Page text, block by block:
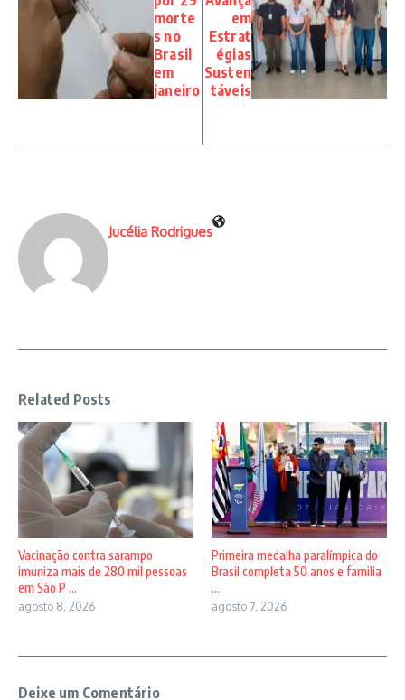
morte
s no
Brasil
em
janeiro
em
Estrat
égias
Susten
táveis
Jucélia Rodrigues
Related Posts
Vacinação contra sarampo
imuniza mais de 280 mil pessoas
em São P ...
agosto 8, 2026
Primeira medalha paralímpica do
Brasil completa 50 anos e familia
...
agosto 7, 2026
Deixe um Comentário